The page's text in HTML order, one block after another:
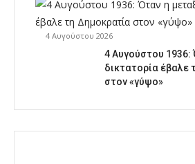
4 Αυγούστου 2026
4 Αυγούστου 1936:
δικτατορία έβαλε
στον «γύψο»